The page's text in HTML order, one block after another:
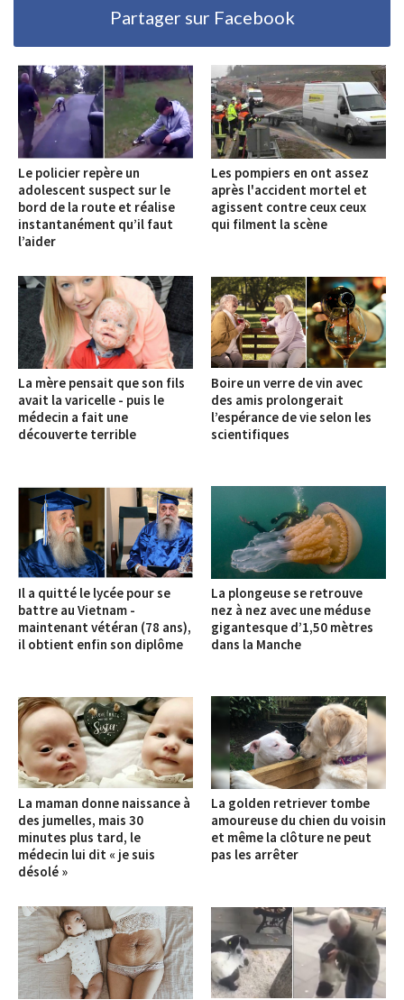
Partager sur Facebook
Le policier repère un
adolescent suspect sur le
bord de la route et réalise
instantanément qu’il faut
l’aider
Les pompiers en ont assez
après l'accident mortel et
agissent contre ceux ceux
qui filment la scène
La mère pensait que son fils
avait la varicelle - puis le
médecin a fait une
découverte terrible
Boire un verre de vin avec
des amis prolongerait
l’espérance de vie selon les
scientifiques
Il a quitté le lycée pour se
battre au Vietnam -
maintenant vétéran (78 ans),
il obtient enfin son diplôme
La plongeuse se retrouve
nez à nez avec une méduse
gigantesque d’1,50 mètres
dans la Manche
La maman donne naissance à
des jumelles, mais 30
minutes plus tard, le
médecin lui dit « je suis
désolé »
La golden retriever tombe
amoureuse du chien du voisin
et même la clôture ne peut
pas les arrêter